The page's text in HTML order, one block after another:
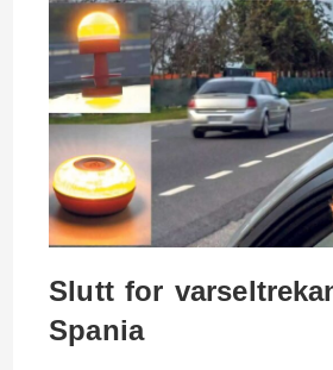
Slutt for
Spania